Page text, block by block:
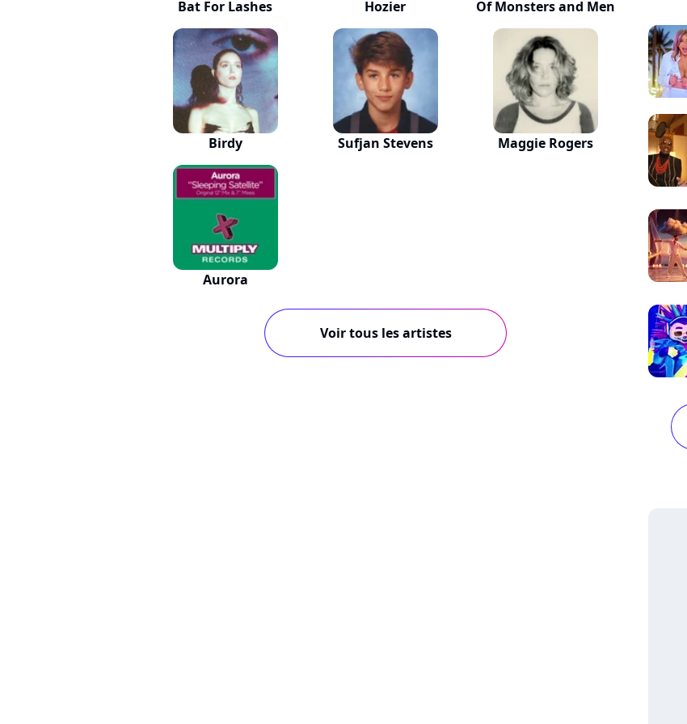
Bat For Lashes Hozier Of Monsters and Men
Birdy Sufjan Stevens Maggie Rogers
Aurora
Voir tous les artistes